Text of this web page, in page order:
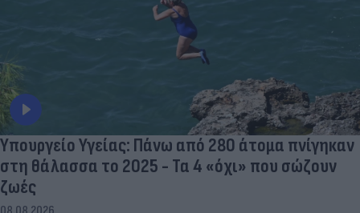
Υπουργείο Υγείας: Πάνω από 280 άτομα πνίγηκαν
στη θάλασσα το 2025 - Τα 4 «όχι» που σώζουν
ζωές